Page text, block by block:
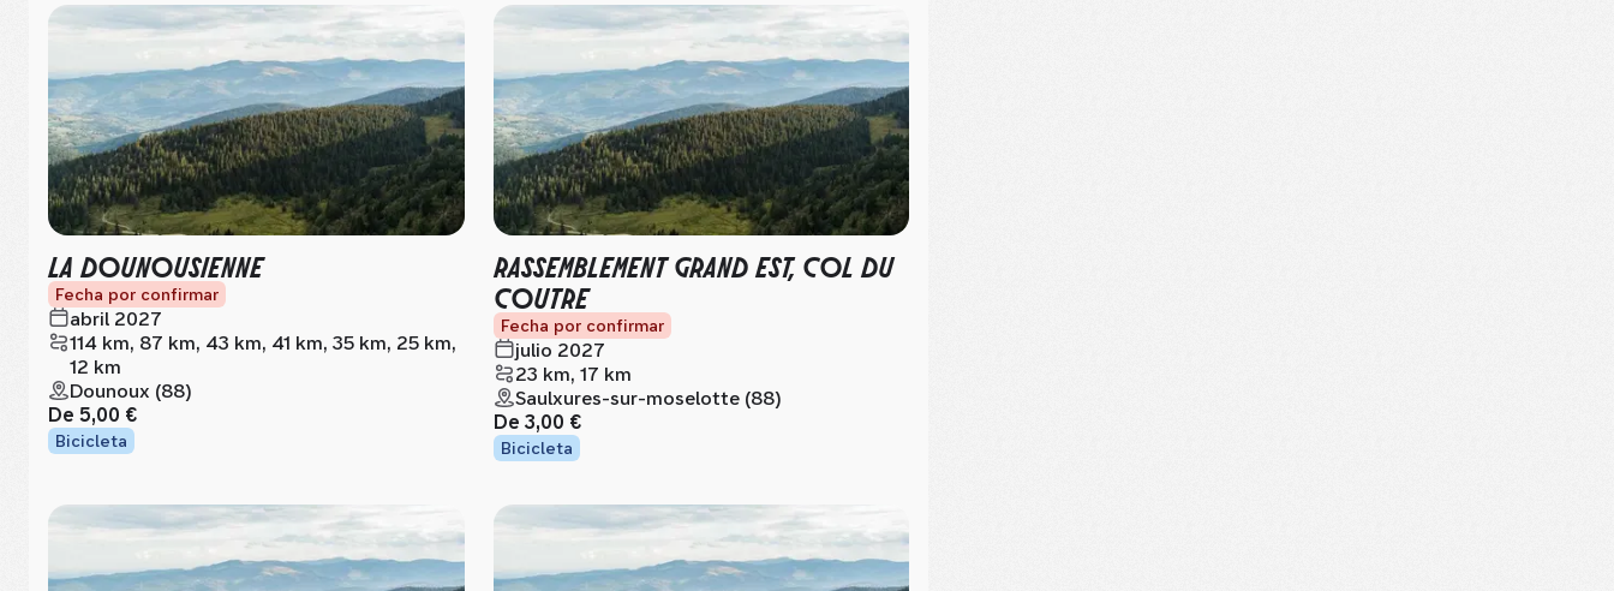
LA DOUNOUSIENNE
Fecha por confirmar
abril 2027
114 km, 87 km, 43 km, 41 km, 35 km, 25 km,
12 km
Dounoux (88)
De 5,00 €
Bicicleta
RASSEMBLEMENT GRAND EST, COL DU
COUTRE
Fecha por confirmar
julio 2027
23 km, 17 km
Saulxures-sur-moselotte (88)
De 3,00 €
Bicicleta